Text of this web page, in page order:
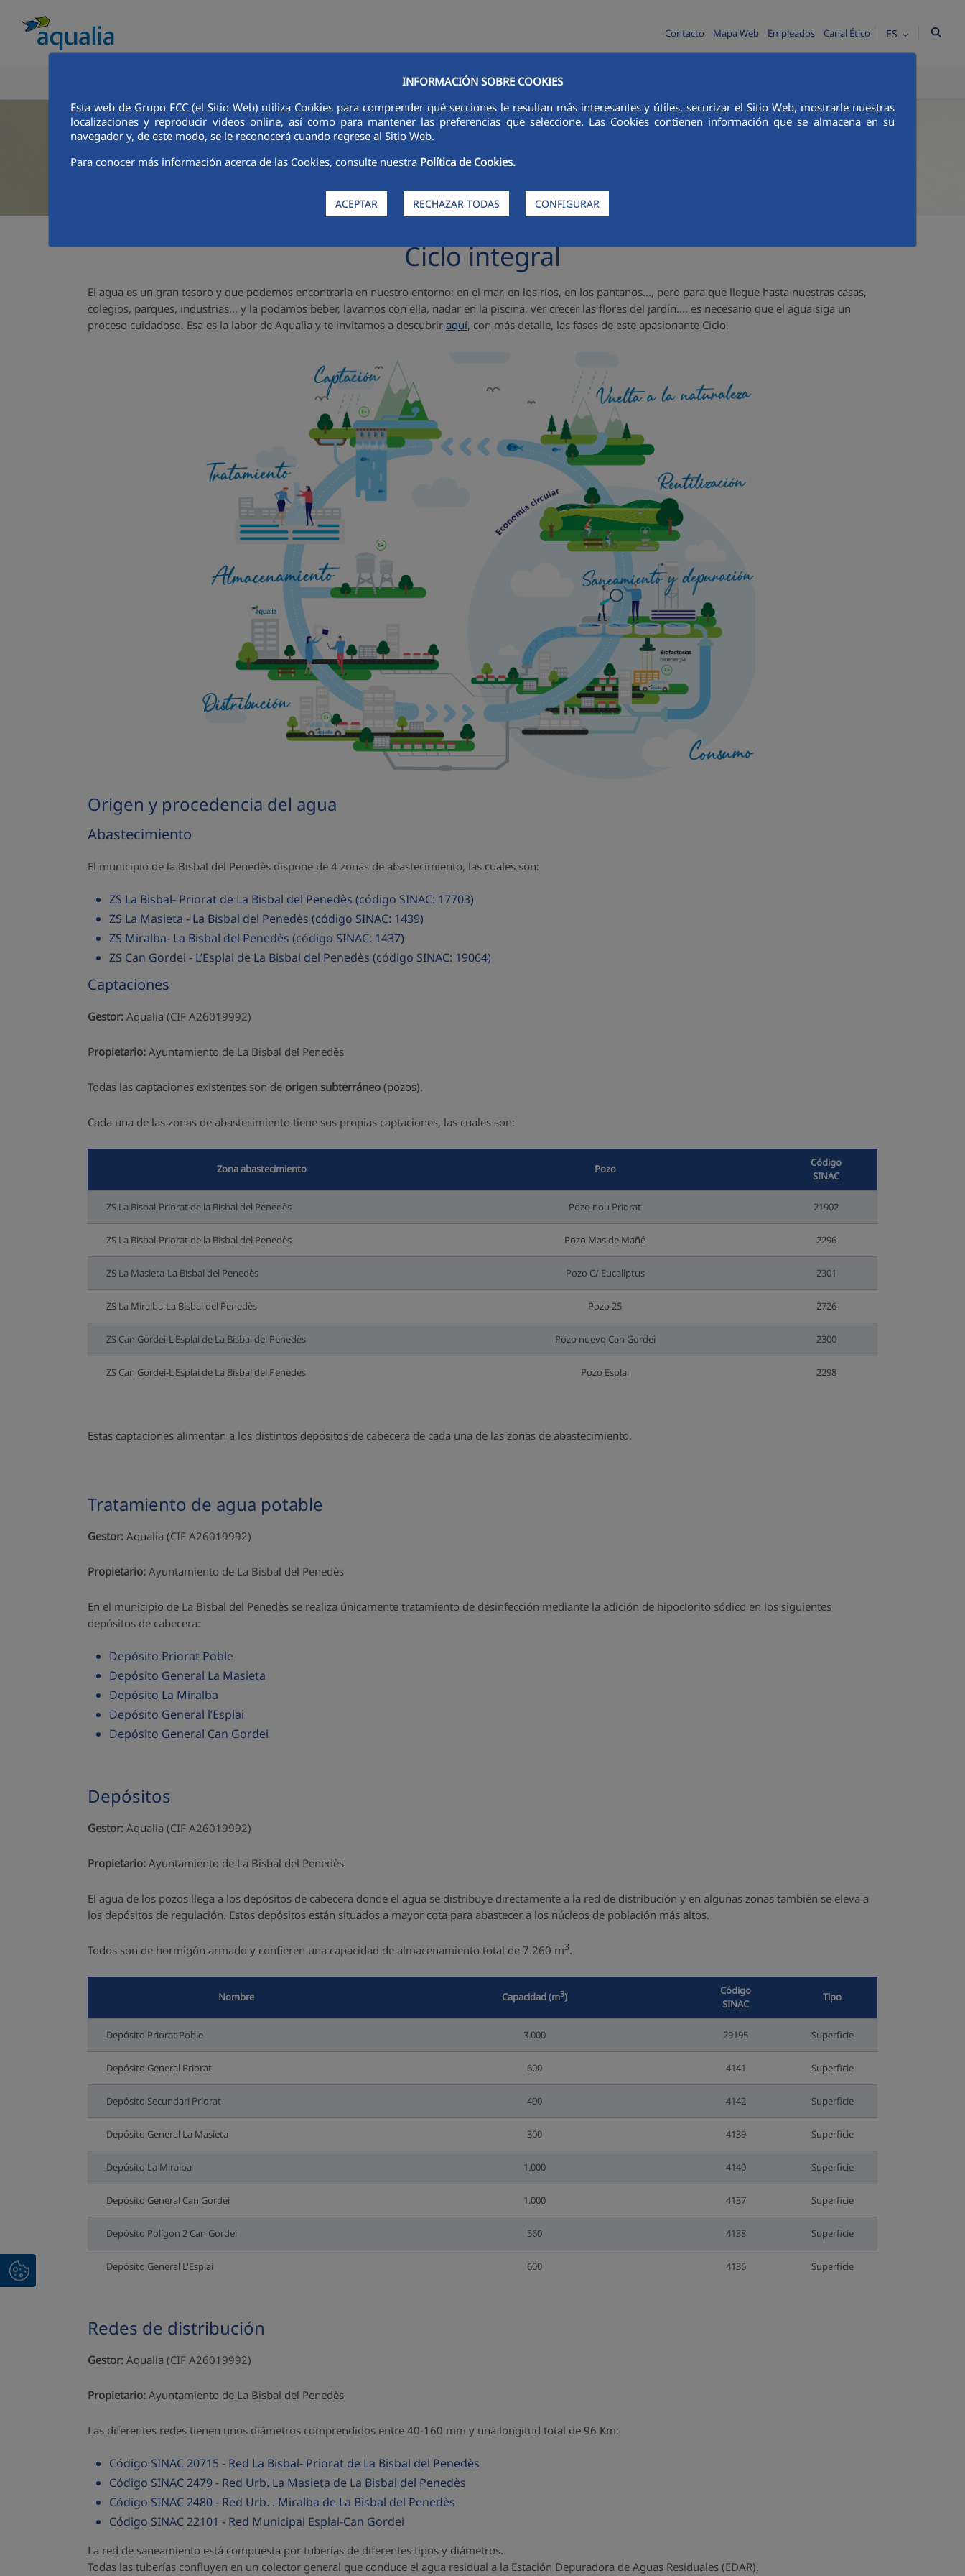
INFORMACIÓN SOBRE COOKIES
Esta web de Grupo FCC (el Sitio Web) utiliza Cookies para comprender qué secciones le resultan más interesantes y útiles, securizar el Sitio Web, mostrarle nuestras
localizaciones y reproducir videos online, así como para mantener las preferencias que seleccione. Las Cookies contienen información que se almacena en su
navegador y, de este modo, se le reconocerá cuando regrese al Sitio Web.
Para conocer más información acerca de las Cookies, consulte nuestra Política de Cookies.
ACEPTAR RECHAZAR TODAS CONFIGURAR
Contacto Mapa Web Empleados Canal Ético ES
INNOVACIÓN DIGITALIZACIÓN SOSTENIBILIDAD
Ciclo integral
El agua es un gran tesoro y que podemos encontrarla en nuestro entorno: en el mar, en los ríos, en los pantanos..., pero para que llegue hasta nuestras casas,
colegios, parques, industrias... y la podamos beber, lavarnos con ella, nadar en la piscina, ver crecer las flores del jardín..., es necesario que el agua siga un
proceso cuidadoso. Esa es la labor de Aqualia y te invitamos a descubrir aquí, con más detalle, las fases de este apasionante Ciclo.
Origen y procedencia del agua
Abastecimiento
El municipio de la Bisbal del Penedès dispone de 4 zonas de abastecimiento, las cuales son:
ZS La Bisbal- Priorat de La Bisbal del Penedès (código SINAC: 17703)
ZS La Masieta - La Bisbal del Penedès (código SINAC: 1439)
ZS Miralba- La Bisbal del Penedès (código SINAC: 1437)
ZS Can Gordei - L’Esplai de La Bisbal del Penedès (código SINAC: 19064)
Captaciones
Gestor: Aqualia (CIF A26019992)
Propietario: Ayuntamiento de La Bisbal del Penedès
Todas las captaciones existentes son de origen subterráneo (pozos).
Cada una de las zonas de abastecimiento tiene sus propias captaciones, las cuales son:
Zona abastecimiento Pozo
Código
SINAC
ZS La Bisbal-Priorat de la Bisbal del Penedès Pozo nou Priorat 21902
ZS La Bisbal-Priorat de la Bisbal del Penedès Pozo Mas de Mañé 2296
ZS La Masieta-La Bisbal del Penedès Pozo C/ Eucaliptus 2301
ZS La Miralba-La Bisbal del Penedès Pozo 25 2726
ZS Can Gordei-L'Esplai de La Bisbal del Penedès Pozo nuevo Can Gordei 2300
ZS Can Gordei-L'Esplai de La Bisbal del Penedès Pozo Esplai 2298
Estas captaciones alimentan a los distintos depósitos de cabecera de cada una de las zonas de abastecimiento.
Tratamiento de agua potable
Gestor: Aqualia (CIF A26019992)
Propietario: Ayuntamiento de La Bisbal del Penedès
En el municipio de La Bisbal del Penedès se realiza únicamente tratamiento de desinfección mediante la adición de hipoclorito sódico en los siguientes
depósitos de cabecera:
Depósito Priorat Poble
Depósito General La Masieta
Depósito La Miralba
Depósito General l’Esplai
Depósito General Can Gordei
Depósitos
Gestor: Aqualia (CIF A26019992)
Propietario: Ayuntamiento de La Bisbal del Penedès
El agua de los pozos llega a los depósitos de cabecera donde el agua se distribuye directamente a la red de distribución y en algunas zonas también se eleva a
los depósitos de regulación. Estos depósitos están situados a mayor cota para abastecer a los núcleos de población más altos.
Todos son de hormigón armado y confieren una capacidad de almacenamiento total de 7.260 m3.
Nombre Capacidad (m3)
Código
SINAC
Tipo
Depósito Priorat Poble 3.000 29195 Superficie
Depósito General Priorat 600 4141 Superficie
Depósito Secundari Priorat 400 4142 Superficie
Depósito General La Masieta 300 4139 Superficie
Depósito La Miralba 1.000 4140 Superficie
Depósito General Can Gordei 1.000 4137 Superficie
Depósito Polígon 2 Can Gordei 560 4138 Superficie
Depósito General L'Esplai 600 4136 Superficie
Redes de distribución
Gestor: Aqualia (CIF A26019992)
Propietario: Ayuntamiento de La Bisbal del Penedès
Las diferentes redes tienen unos diámetros comprendidos entre 40-160 mm y una longitud total de 96 Km:
Código SINAC 20715 - Red La Bisbal- Priorat de La Bisbal del Penedès
Código SINAC 2479 - Red Urb. La Masieta de La Bisbal del Penedès
Código SINAC 2480 - Red Urb. . Miralba de La Bisbal del Penedès
Código SINAC 22101 - Red Municipal Esplai-Can Gordei
La red de saneamiento está compuesta por tuberías de diferentes tipos y diámetros.
Todas las tuberías confluyen en un colector general que conduce el agua residual a la Estación Depuradora de Aguas Residuales (EDAR).